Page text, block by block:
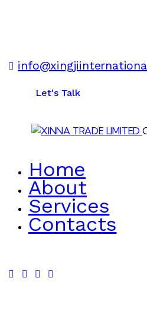
Let's Talk
Home
About
Services
Contacts